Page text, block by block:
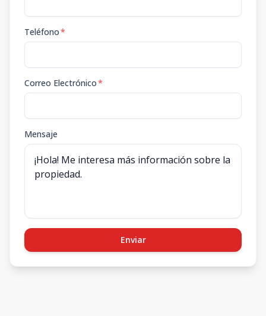
Teléfono*
Correo Electrónico*
Mensaje
Enviar